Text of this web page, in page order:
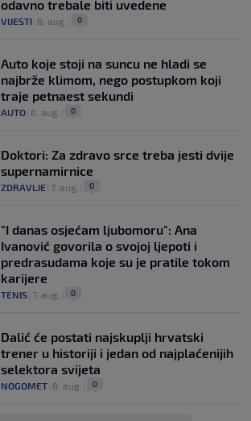
odavno trebale biti uvedene
VIJESTI 8. aug. 0
Auto koje stoji na suncu ne hladi se
najbrže klimom, nego postupkom koji
traje petnaest sekundi
AUTO 6. aug. 0
Doktori: Za zdravo srce treba jesti dvije
supernamirnice
ZDRAVLJE 7. aug. 0
"I danas osjećam ljubomoru": Ana
Ivanović govorila o svojoj ljepoti i
predrasudama koje su je pratile tokom
karijere
TENIS 7. aug. 0
Dalić će postati najskuplji hrvatski
trener u historiji i jedan od najplaćenijih
selektora svijeta
NOGOMET 8. aug. 0